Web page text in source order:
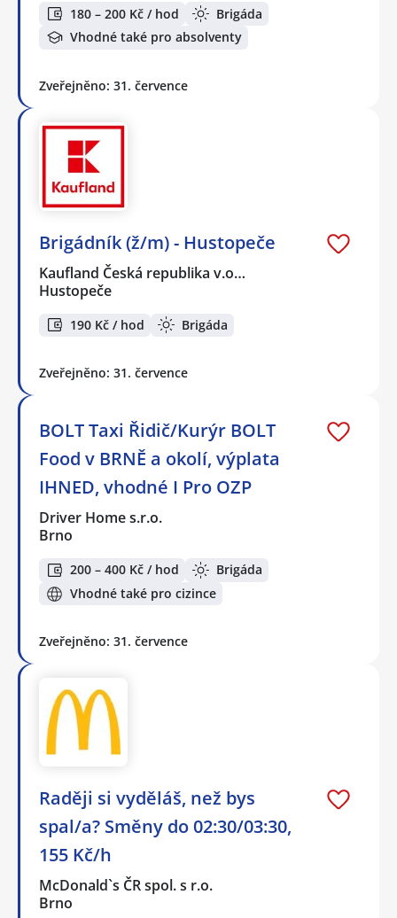
180 – 200 Kč / hod
Brigáda
Vhodné také pro absolventy
Zveřejněno: 31. července
Brigádník (ž/m) - Hustopeče
Kaufland Česká republika v.o…
Hustopeče
190 Kč / hod Brigáda
Zveřejněno: 31. července
BOLT Taxi Řidič/Kurýr BOLT
Food v BRNĚ a okolí, výplata
IHNED, vhodné I Pro OZP
Driver Home s.r.o.
Brno
200 – 400 Kč / hod
Brigáda
Vhodné také pro cizince
Zveřejněno: 31. července
Raději si vyděláš, než bys
spal/a? Směny do 02:30/03:30,
155 Kč/h
McDonald`s ČR spol. s r.o.
Brno